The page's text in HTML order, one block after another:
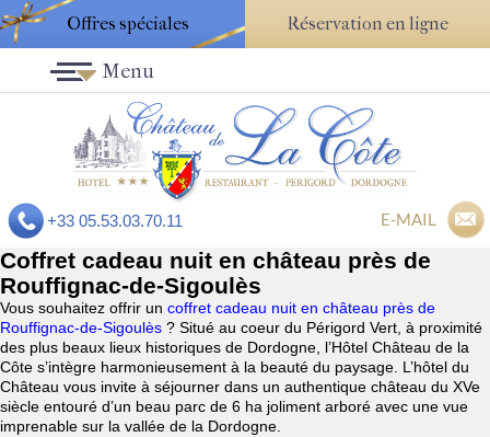
Offres spéciales Réservation en ligne
+33 05.53.03.70.11 E-MAIL
Menu
Coffret cadeau nuit en château près de
Rouffignac-de-Sigoulès
Vous souhaitez offrir un coffret cadeau nuit en château près de
Rouffignac-de-Sigoulès ? Situé au coeur du Périgord Vert, à proximité
des plus beaux lieux historiques de Dordogne, l’Hôtel Château de la
Côte s’intègre harmonieusement à la beauté du paysage. L’hôtel du
Château vous invite à séjourner dans un authentique château du XVe
siècle entouré d’un beau parc de 6 ha joliment arboré avec une vue
imprenable sur la vallée de la Dordogne.